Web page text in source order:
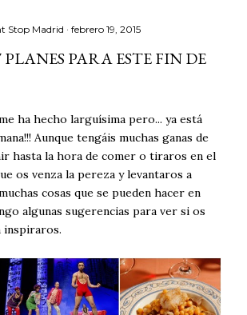
Stop Madrid febrero 19, 2015
PLANES PARA ESTE FIN DE
ha hecho larguísima pero... ya está
Aunque tengáis muchas ganas de
hasta la hora de comer o tiraros en el
os venza la pereza y levantaros a
cosas que se pueden hacer en
algunas sugerencias para ver si os
inspiraros.